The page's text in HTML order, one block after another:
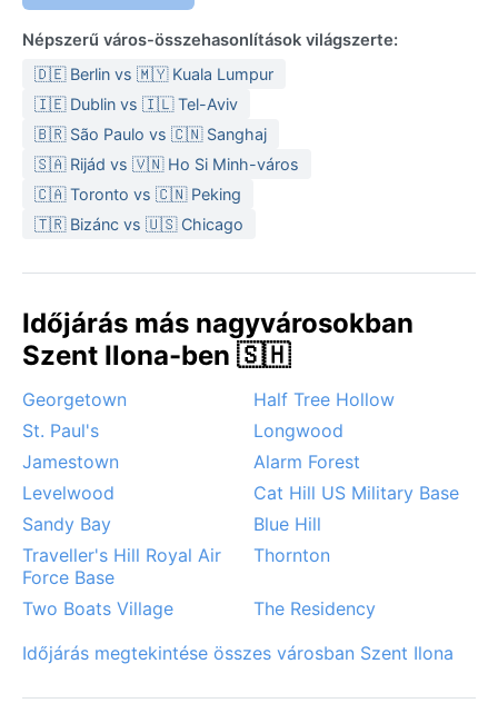
Népszerű város-összehasonlítások világszerte:
🇩🇪 Berlin vs 🇲🇾 Kuala Lumpur
🇮🇪 Dublin vs 🇮🇱 Tel-Aviv
🇧🇷 São Paulo vs 🇨🇳 Sanghaj
🇸🇦 Rijád vs 🇻🇳 Ho Si Minh-város
🇨🇦 Toronto vs 🇨🇳 Peking
🇹🇷 Bizánc vs 🇺🇸 Chicago
Időjárás más nagyvárosokban
Szent Ilona-ben 🇸🇭
Georgetown
Half Tree Hollow
St. Paul's
Longwood
Jamestown
Alarm Forest
Levelwood
Cat Hill US Military Base
Sandy Bay
Blue Hill
Traveller's Hill Royal Air
Force Base
Thornton
Two Boats Village
The Residency
Időjárás megtekintése összes városban Szent Ilona